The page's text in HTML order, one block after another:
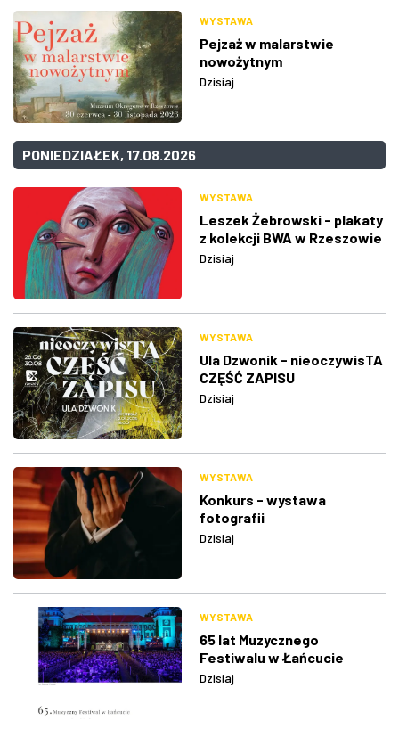
WYSTAWA
Pejzaż w malarstwie
nowożytnym
Dzisiaj
PONIEDZIAŁEK, 17.08.2026
WYSTAWA
Leszek Żebrowski - plakaty
z kolekcji BWA w Rzeszowie
Dzisiaj
WYSTAWA
Ula Dzwonik - nieoczywisTA
CZĘŚĆ ZAPISU
Dzisiaj
WYSTAWA
Konkurs - wystawa
fotografii
Dzisiaj
WYSTAWA
65 lat Muzycznego
Festiwalu w Łańcucie
Dzisiaj